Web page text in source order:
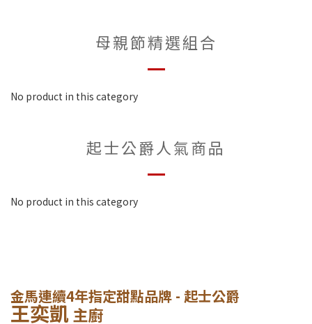
母親節精選組合
No product in this category
起士公爵人氣商品
No product in this category
金馬連續4年指定甜點品牌 - 起士公爵
王奕凱主廚